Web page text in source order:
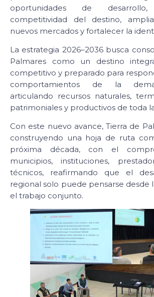
oportunidades de
competitividad del destino,
nuevos mercados y fortalecer la
La estrategia 2026–2036 busca
Palmares como un destino
competitivo y preparado para
comportamientos de la
articulando recursos naturales,
patrimoniales y productivos de toda
Con este nuevo avance, Tierra de
construyendo una hoja de ruta
próxima década, con el
municipios, instituciones,
técnicos, reafirmando que el
regional solo puede pensarse desde
el trabajo conjunto.